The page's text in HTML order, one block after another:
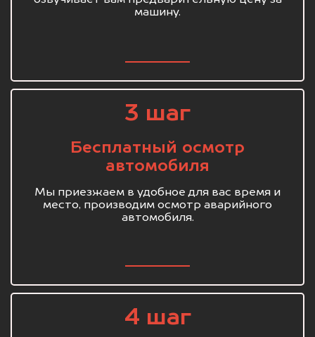
машину.
3 шаг
Бесплатный осмотр
автомобиля
Мы приезжаем в удобное для вас время и
место, производим осмотр аварийного
автомобиля.
4 шаг